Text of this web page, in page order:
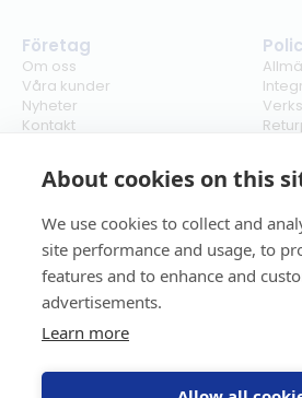
About cookies on this
We use cookies to collect and
site performance and usage, to
features and to enhance and
advertisements.
Learn more
Företag
Om oss
Våra kunder
Nyheter
Kontakt